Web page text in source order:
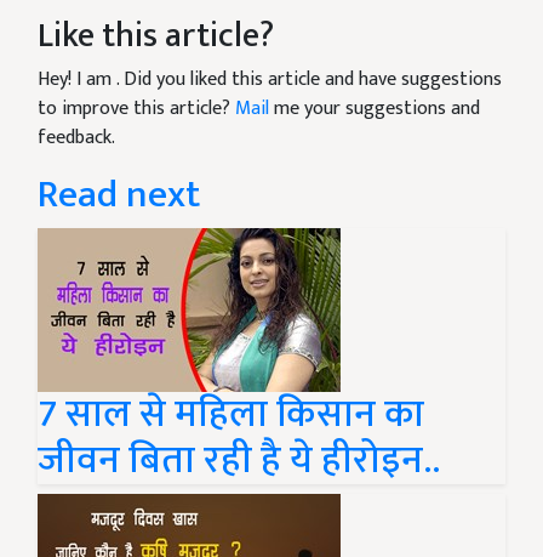
Like this article?
Hey! I am. Did you liked this article and have suggestions
to improve this article? Mailme your suggestions and
feedback.
Read next
7 साल से महिला किसान का
जीवन बिता रही है ये हीरोइन..